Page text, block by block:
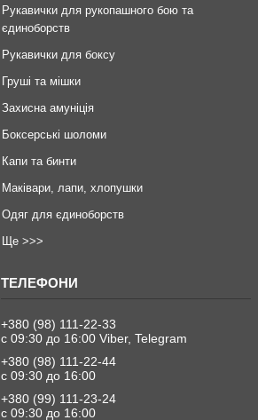
Рукавички для рукопашного бою та
єдиноборств
Рукавички для боксу
Груші та мішки
Захисна амуніція
Боксерські шоломи
Капи та бинти
Маківари, лапи, хлопушки
Одяг для єдиноборств
Ще >>>
+380 (98) 111-22-33
с 09:30 до 16:00 Viber, Telegram
+380 (98) 111-22-44
с 09:30 до 16:00
+380 (99) 111-23-24
с 09:30 до 16:00